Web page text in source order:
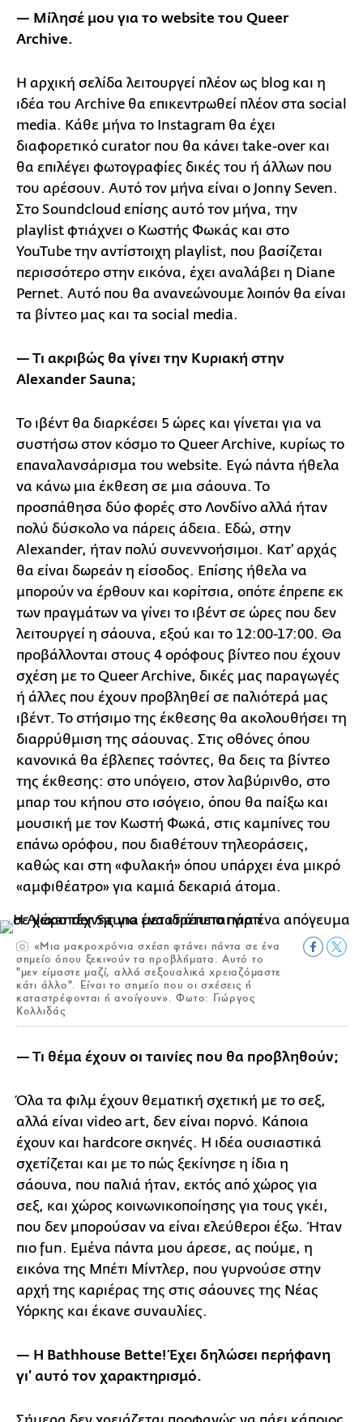
— Μίλησέ μου για το website του Queer
Archive.
Η αρχική σελίδα λειτουργεί πλέον ως blog και η
ιδέα του Archive θα επικεντρωθεί πλέον στα social
media. Κάθε μήνα το Instagram θα έχει
διαφορετικό curator που θα κάνει take-over και
θα επιλέγει φωτογραφίες δικές του ή άλλων που
του αρέσουν. Αυτό τον μήνα είναι ο Jonny Seven.
Στο Soundcloud επίσης αυτό τον μήνα, την
playlist φτιάχνει ο Κωστής Φωκάς και στο
YouTube την αντίστοιχη playlist, που βασίζεται
περισσότερο στην εικόνα, έχει αναλάβει η Diane
Pernet. Αυτό που θα ανανεώνουμε λοιπόν θα είναι
τα βίντεο μας και τα social media.
— Τι ακριβώς θα γίνει την Κυριακή στην
AlexanderSauna;
Το ιβέντ θα διαρκέσει 5 ώρες και γίνεται για να
συστήσω στον κόσμο το Queer Archive, κυρίως το
επαναλανσάρισμα του website. Εγώ πάντα ήθελα
να κάνω μια έκθεση σε μια σάουνα. Το
προσπάθησα δύο φορές στο Λονδίνο αλλά ήταν
πολύ δύσκολο να πάρεις άδεια. Εδώ, στην
Alexander, ήταν πολύ συνεννοήσιμοι. Κατ’ αρχάς
θα είναι δωρεάν η είσοδος. Επίσης ήθελα να
μπορούν να έρθουν και κορίτσια, οπότε έπρεπε εκ
των πραγμάτων να γίνει το ιβέντ σε ώρες που δεν
λειτουργεί η σάουνα, εξού και το 12:00-17:00. Θα
προβάλλονται στους 4 ορόφους βίντεο που έχουν
σχέση με το Queer Archive, δικές μας παραγωγές
ή άλλες που έχουν προβληθεί σε παλιότερά μας
ιβέντ. Το στήσιμο της έκθεσης θα ακολουθήσει τη
διαρρύθμιση της σάουνας. Στις οθόνες όπου
κανονικά θα έβλεπες τσόντες, θα δεις τα βίντεο
της έκθεσης: στο υπόγειο, στον λαβύρινθο, στο
μπαρ του κήπου στο ισόγειο, όπου θα παίξω και
μουσική με τον Κωστή Φωκά, στις καμπίνες του
επάνω ορόφου, που διαθέτουν τηλεοράσεις,
καθώς και στη «φυλακή» όπου υπάρχει ένα μικρό
«αμφιθέατρο» για καμιά δεκαριά άτομα.
«Μια μακροχρόνια σχέση φτάνει πάντα σε ένα
σημείο όπου ξεκινούν τα προβλήματα. Αυτό το
"μεν είμαστε μαζί, αλλά σεξουαλικά χρειαζόμαστε
κάτι άλλο". Είναι το σημείο που οι σχέσεις ή
καταστρέφονται ή ανοίγουν». Φωτο: Γιώργος
Κολλιδάς
— Τι θέμα έχουν οι ταινίες που θα προβληθούν;
Όλα τα φιλμ έχουν θεματική σχετική με το σεξ,
αλλά είναι video art, δεν είναι πορνό. Κάποια
έχουν και hardcore σκηνές. Η ιδέα ουσιαστικά
σχετίζεται και με το πώς ξεκίνησε η ίδια η
σάουνα, που παλιά ήταν, εκτός από χώρος για
σεξ, και χώρος κοινωνικοποίησης για τους γκέι,
που δεν μπορούσαν να είναι ελεύθεροι έξω. Ήταν
πιο fun. Εμένα πάντα μου άρεσε, ας πούμε, η
εικόνα της Μπέτι Μίντλερ, που γυρνούσε στην
αρχή της καριέρας της στις σάουνες της Νέας
Υόρκης και έκανε συναυλίες.
— Η Bathhouse Bette! Έχει δηλώσει περήφανη
γι’ αυτό τον χαρακτηρισμό.